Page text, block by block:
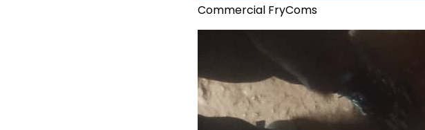
Commercial FryComs